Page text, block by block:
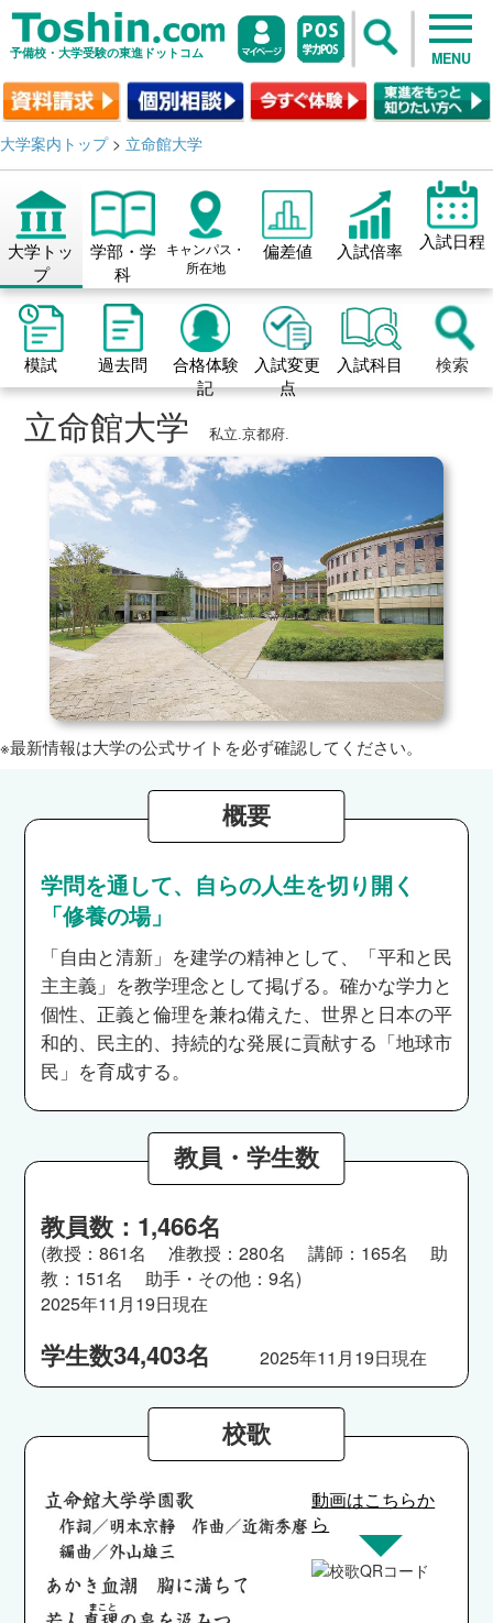
予備校・大学受験の東進ドットコム MENU
大学案内トップ> 立命館大学
大学トッ
プ
学部・学
科
キャンパス・
所在地
偏差値 入試倍率 入試日程
模試 過去問
合格体験
記
入試変更
点
入試科目 検索
立命館大学 私立.京都府.
※最新情報は大学の公式サイトを必ず確認してください。
概要
学問を通して、自らの人生を切り開く
「修養の場」
「自由と清新」を建学の精神として、「平和と民
主主義」を教学理念として掲げる。確かな学力と
個性、正義と倫理を兼ね備えた、世界と日本の平
和的、民主的、持続的な発展に貢献する「地球市
民」を育成する。
教員・学生数
教員数：1,466名
(教授：861名 准教授：280名 講師：165名 助
教：151名 助手・その他：9名)
2025年11月19日現在
学生数34,403名 2025年11月19日現在
校歌
動画はこちらか
ら